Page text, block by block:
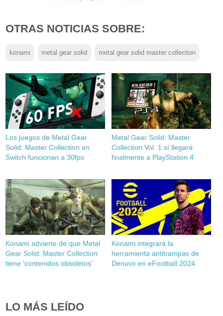
OTRAS NOTICIAS SOBRE:
konami metal gear solid metal gear solid master collection
Los juegos de Metal Gear
Solid: Master Collection en
Switch funcionan a 30fps
Metal Gear Solid: Master
Collection Vol. 1 sí llegará
finalmente a PlayStation 4
Konami advierte de que Metal
Gear Solid: Master Collection
tiene 'contenidos obsoletos'
Konami integrará la
herramienta antitrampas de
Denuvo en eFootball 2024
LO MÁS LEÍDO